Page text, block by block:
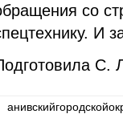
со
И
С.